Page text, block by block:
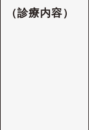
（診療内容）